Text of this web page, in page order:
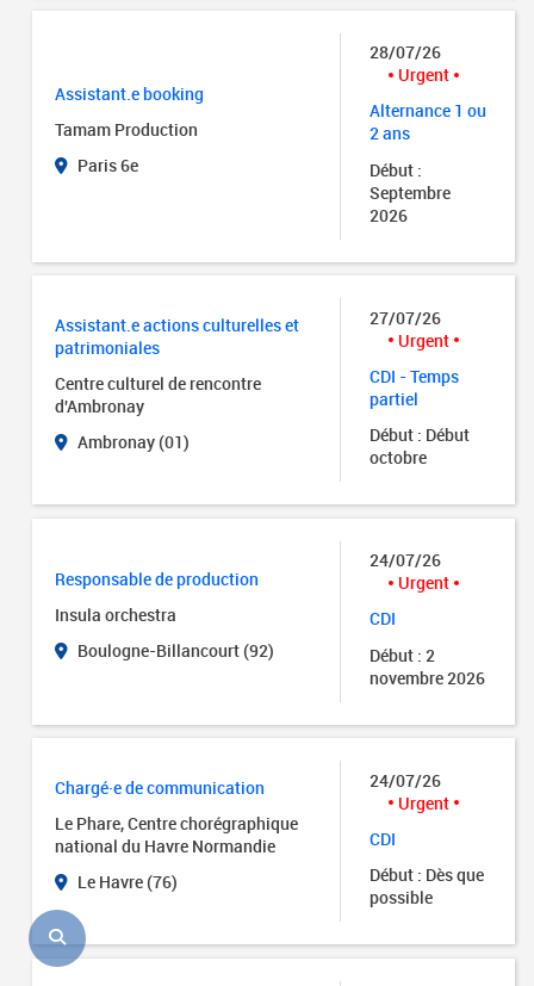
Assistant.e booking
Tamam Production
Paris 6e
28/07/26
Urgent
Alternance 1 ou
2 ans
Début :
Septembre
2026
Assistant.e actions culturelles et
patrimoniales
Centre culturel de rencontre
d'Ambronay
Ambronay (01)
27/07/26
Urgent
CDI - Temps
partiel
Début : Début
octobre
Responsable de production
Insula orchestra
Boulogne-Billancourt (92)
24/07/26
Urgent
CDI
Début : 2
novembre 2026
Chargé·e de communication
Le Phare, Centre chorégraphique
national du Havre Normandie
Le Havre (76)
24/07/26
Urgent
CDI
Début : Dès que
possible